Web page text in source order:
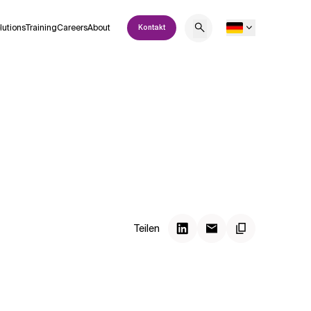
TrainingCareersAbout Kontakt
Teilen